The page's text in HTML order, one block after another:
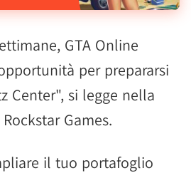
GTA Online
per prepararsi
Center", si legge nella
Games.
il tuo portafoglio